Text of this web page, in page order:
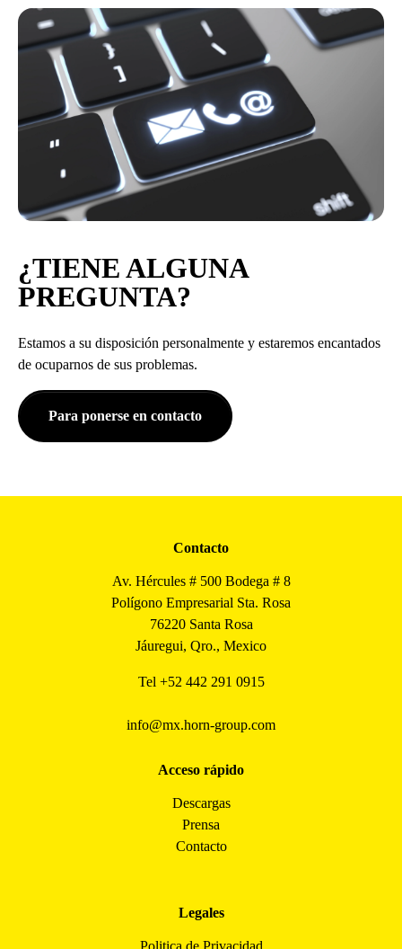
¿TIENE ALGUNA
PREGUNTA?
Estamos a su disposición personalmente y estaremos encantados
de ocuparnos de sus problemas.
Para ponerse en contacto
Contacto
Av. Hércules # 500 Bodega # 8
Polígono Empresarial Sta. Rosa
76220 Santa Rosa
Jáuregui, Qro., Mexico
Tel +52 442 291 0915
info@mx.horn-group.com
Acceso rápido
Descargas
Prensa
Contacto
Legales
Politica de Privacidad